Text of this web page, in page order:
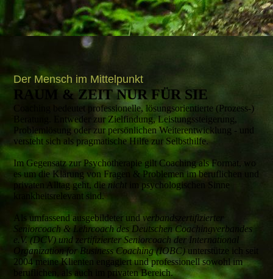
Der Mensch im Mittelpunkt
RAUM & ZEIT NUR FÜR SIE
Coaching bedeutet professionelle, lösungsorientierte (Prozess-)
Beratung. Entweder zur Ziel­fin­dung, Leistungssteigerung,
Problemlösung oder zur persönlichen Weiter­entwicklung - und
versteht sich als pragmatische Hilfe zur Selbsthilfe.
Im Gegensatz zur Psychotherapie gilt Coaching als Format, wo
es um die Klärung von Fragen & Problemen im beruflichen und
privaten Alltag geht, dienicht
im psychologischen Sinne
krankheitsrelevant sind.
Als umfassend ausgebildeter und verbandszertifizierter
Seniorcoach & Lehrcoach des Deutschen Coachingverbandes
e.V. (DCV) und zertifizierter Seniorcoach der International
Organization for Business Coaching (IOBC)unterstütze ich seit
2004 meine Klienten engagiert und professionell sowohl im
beruflichen, als auch im privaten Bereich.